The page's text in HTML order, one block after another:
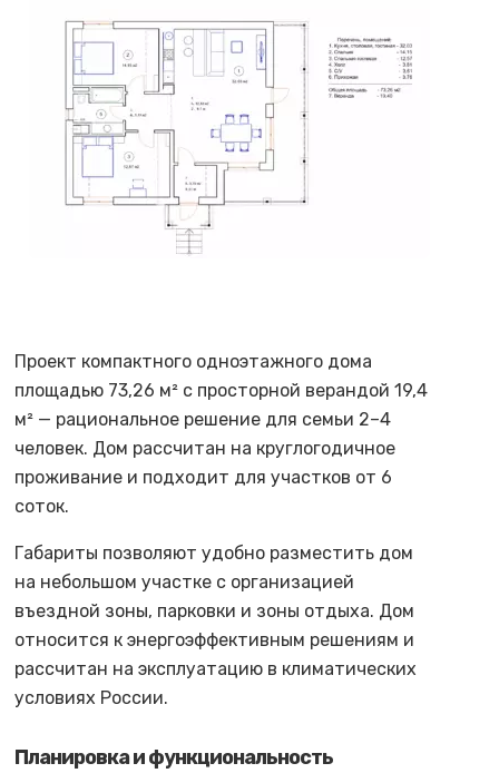
Проект компактного одноэтажного дома
площадью 73,26 м² с просторной верандой 19,4
м² — рациональное решение для семьи 2–4
человек. Дом рассчитан на круглогодичное
проживание и подходит для участков от 6
соток.
Габариты позволяют удобно разместить дом
на небольшом участке с организацией
въездной зоны, парковки и зоны отдыха. Дом
относится к энергоэффективным решениям и
рассчитан на эксплуатацию в климатических
условиях России.
Планировка и функциональность